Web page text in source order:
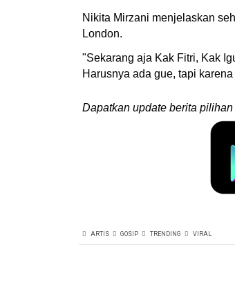
Nikita Mirzani menjelaskan
London.
"Sekarang aja Kak Fitri, Kak
Harusnya ada gue, tapi
Dapatkan update berita
ARTIS GOSIP TRENDING VIRAL